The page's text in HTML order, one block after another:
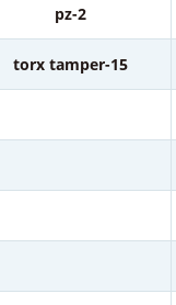
pz-2
torx tamper-15